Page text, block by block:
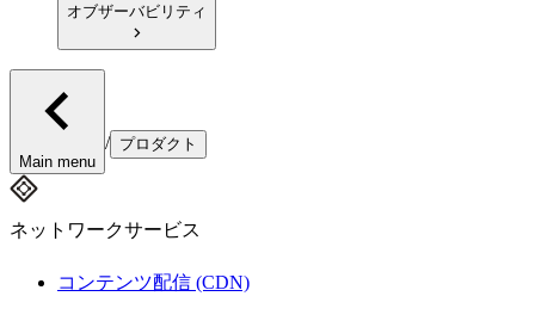
オブザーバビリティ
Main menu
/ プロダクト
ネットワークサービス
コンテンツ配信 (CDN)